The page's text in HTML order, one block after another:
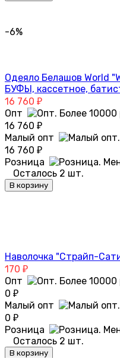
-6%
Одеяло Белашов World
БУФЫ, кассетное,
16 760 ₽
Опт
16 760 ₽
Малый опт
16 760 ₽
Розница
Осталось 2 шт.
В корзину
Наволочка "Страйп-
170 ₽
Опт
0 ₽
Малый опт
0 ₽
Розница
Осталось 2 шт.
В корзину